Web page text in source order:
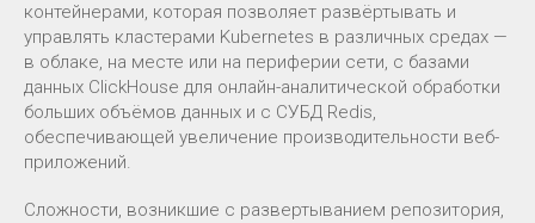
контейнерами, которая позволяет развёртывать и
управлять кластерами Kubernetes в различных средах —
в облаке, на месте или на периферии сети, с базами
данных ClickHouse для онлайн-аналитической обработки
больших объёмов данных и с СУБД Redis,
обеспечивающей увеличение производительности веб-
приложений.
Сложности, возникшие с развертыванием репозитория,